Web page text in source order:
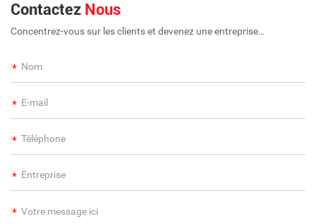
Contactez Nous
Concentrez-vous sur les clients et devenez une entreprise